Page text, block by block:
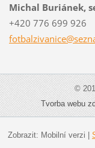
Michal Buriánek,
+420 776 699 926
fotbalzivanice@s
©
Tvorba webu
Zobrazit: Mobilní verzi